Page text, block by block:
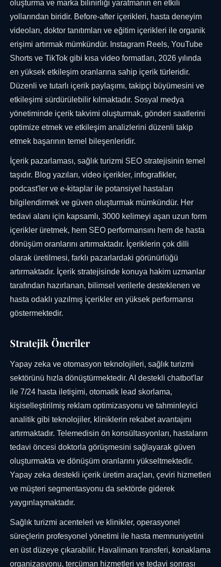
oluşturma ve marka bilinirliği yaratmanın en etkili
yollarından biridir. Before-after içerikleri, hasta deneyim
videoları, doktor tanıtımları ve eğitim içerikleri ile organik
erişimi artırmak mümkündür. Instagram Reels, YouTube
Shorts ve TikTok gibi kısa video formatları, 2026 yılında
en yüksek etkileşim oranlarına sahip içerik türleridir.
Düzenli ve tutarlı içerik paylaşımı, takipçi büyümesini ve
etkileşimi sürdürülebilir kılmaktadır. Sosyal medya
yönetiminde içerik takvimi oluşturmak, gönderi saatlerini
optimize etmek ve etkileşim analizlerini düzenli takip
etmek başarının temel bileşenleridir.
İçerik pazarlaması, sağlık turizmi SEO stratejisinin temel
taşıdır. Blog yazıları, video içerikler, infografikler,
podcast'ler ve e-kitaplar ile potansiyel hastaları
bilgilendirmek ve güven oluşturmak mümkündür. Her
tedavi alanı için kapsamlı, 3000 kelimeyi aşan uzun form
içerikler üretmek, hem SEO performansını hem de hasta
dönüşüm oranlarını artırmaktadır. İçeriklerin çok dilli
olarak üretilmesi, farklı pazarlardaki görünürlüğü
artırmaktadır. İçerik stratejisinde konuya hakim uzmanlar
tarafından hazırlanan, bilimsel verilerle desteklenen ve
hasta odaklı yazılmış içerikler en yüksek performansı
göstermektedir.
Stratejik Öneriler
Yapay zeka ve otomasyon teknolojileri, sağlık turizmi
sektörünü hızla dönüştürmektedir. AI destekli chatbot'lar
ile 7/24 hasta iletişimi, otomatik lead skorlama,
kişiselleştirilmiş reklam optimizasyonu ve tahminleyici
analitik gibi teknolojiler, kliniklerin rekabet avantajını
artırmaktadır. Telemedisin ön konsültasyonları, hastaların
tedavi öncesi doktorla görüşmesini sağlayarak güven
oluşturmakta ve dönüşüm oranlarını yükseltmektedir.
Yapay zeka destekli içerik üretim araçları, çeviri hizmetleri
ve müşteri segmentasyonu da sektörde giderek
yaygınlaşmaktadır.
Sağlık turizmi acenteleri ve klinikler, operasyonel
süreçlerin profesyonel yönetimi ile hasta memnuniyetini
en üst düzeye çıkarabilir. Havalimanı transferi, konaklama
organizasyonu, tercüman hizmetleri ve tedavi sonrası